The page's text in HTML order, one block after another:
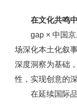
在文化共鸣
gap × 中国
场深化本土化叙
深度洞察为基础
性，实现创意的
在延续国际